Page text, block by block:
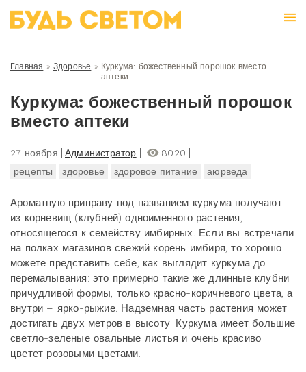
Главная » Здоровье » Куркума: божественный порошок вместо
аптеки
Куркума: божественный порошок
вместо аптеки
27 ноября Администратор
8020
рецепты
здоровье здоровое питание аюрведа
Ароматную приправу под названием куркума получают
из корневищ (клубней) одноименного растения,
относящегося к семейству имбирных. Если вы встречали
на полках магазинов свежий корень имбиря, то хорошо
можете представить себе, как выглядит куркума до
перемалывания: это примерно такие же длинные клубни
причудливой формы, только красно-коричневого цвета, а
внутри – ярко-рыжие. Надземная часть растения может
достигать двух метров в высоту. Куркума имеет большие
светло-зеленые овальные листья и очень красиво
цветет розовыми цветами.